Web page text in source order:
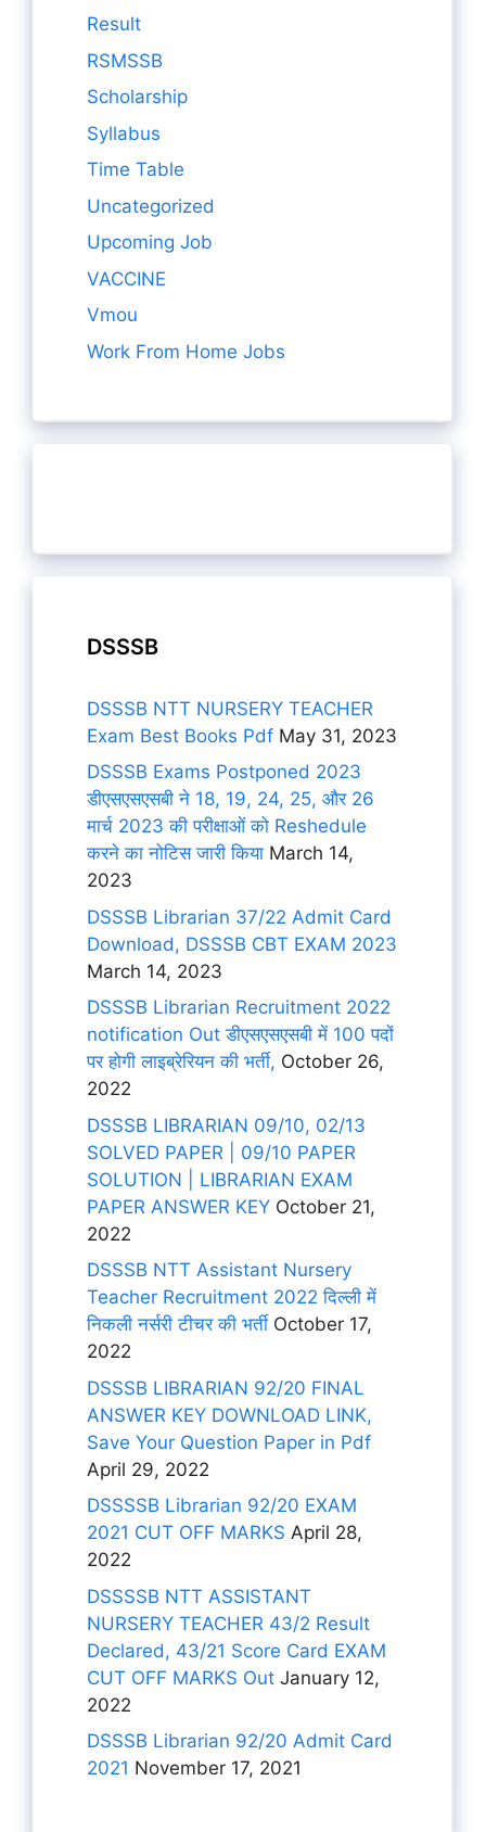
Result
RSMSSB
Scholarship
Syllabus
Time Table
Uncategorized
Upcoming Job
VACCINE
Vmou
Work From Home Jobs
DSSSB
DSSSB NTT NURSERY TEACHER
Exam Best Books Pdf May 31, 2023
DSSSB Exams Postponed 2023
डीएसएसएसबी ने 18, 19, 24, 25, और 26
मार्च 2023 की परीक्षाओं को Reshedule
करने का नोटिस जारी किया March 14,
2023
DSSSB Librarian 37/22 Admit Card
Download, DSSSB CBT EXAM 2023
March 14, 2023
DSSSB Librarian Recruitment 2022
notification Out डीएसएसएसबी में 100 पदों
पर होगी लाइब्रेरियन की भर्ती, October 26,
2022
DSSSB LIBRARIAN 09/10, 02/13
SOLVED PAPER | 09/10 PAPER
SOLUTION | LIBRARIAN EXAM
PAPER ANSWER KEY October 21,
2022
DSSSB NTT Assistant Nursery
Teacher Recruitment 2022 दिल्ली में
निकली नर्सरी टीचर की भर्ती October 17,
2022
DSSSB LIBRARIAN 92/20 FINAL
ANSWER KEY DOWNLOAD LINK,
Save Your Question Paper in Pdf
April 29, 2022
DSSSSB Librarian 92/20 EXAM
2021 CUT OFF MARKS April 28,
2022
DSSSSB NTT ASSISTANT
NURSERY TEACHER 43/2 Result
Declared, 43/21 Score Card EXAM
CUT OFF MARKS Out January 12,
2022
DSSSB Librarian 92/20 Admit Card
2021 November 17, 2021